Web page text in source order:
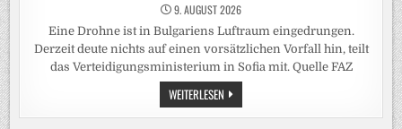
9. AUGUST 2026
Eine Drohne ist in Bulgariens Luftraum eingedrungen.
Derzeit deute nichts auf einen vorsätzlichen Vorfall hin, teilt
das Verteidigungsministerium in Sofia mit. Quelle FAZ
WEITERLESEN EXPLOSION
IN
BULGARIEN: